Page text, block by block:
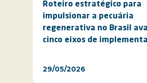
Roteiro estratégico para
impulsionar a pecuária
regenerativa no Brasil
cinco eixos de
29/05/2026